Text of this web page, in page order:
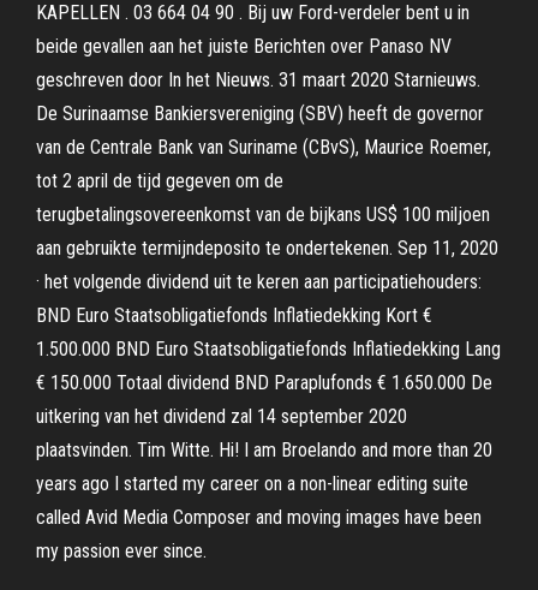
KAPELLEN . 03 664 04 90 . Bij uw Ford-verdeler bent u in
beide gevallen aan het juiste Berichten over Panaso NV
geschreven door In het Nieuws. 31 maart 2020 Starnieuws.
De Surinaamse Bankiersvereniging (SBV) heeft de governor
van de Centrale Bank van Suriname (CBvS), Maurice Roemer,
tot 2 april de tijd gegeven om de
terugbetalingsovereenkomst van de bijkans US$ 100 miljoen
aan gebruikte termijndeposito te ondertekenen. Sep 11, 2020
· het volgende dividend uit te keren aan participatiehouders:
BND Euro Staatsobligatiefonds Inflatiedekking Kort €
1.500.000 BND Euro Staatsobligatiefonds Inflatiedekking Lang
€ 150.000 Totaal dividend BND Paraplufonds € 1.650.000 De
uitkering van het dividend zal 14 september 2020
plaatsvinden. Tim Witte. Hi! I am Broelando and more than 20
years ago I started my career on a non-linear editing suite
called Avid Media Composer and moving images have been
my passion ever since.